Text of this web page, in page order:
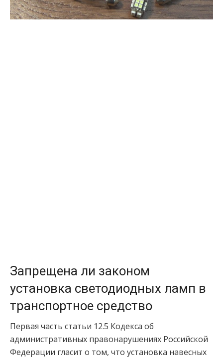
Запрещена ли законом
установка светодиодных ламп в
транспортное средство
Первая часть статьи 12.5 Кодекса об
административных правонарушениях Российской
Федерации гласит о том, что установка навесных